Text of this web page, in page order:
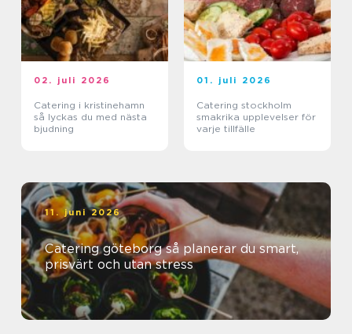
02. juli 2026
Catering i kristinehamn
så lyckas du med nästa
bjudning
01. juli 2026
Catering stockholm
smakrika upplevelser för
varje tillfälle
11. juni 2026
Catering göteborg så planerar du smart,
prisvärt och utan stress